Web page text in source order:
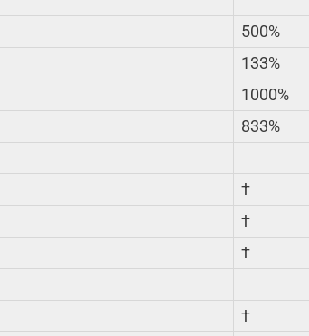
500%
133%
1000%
833%
†
†
†
†